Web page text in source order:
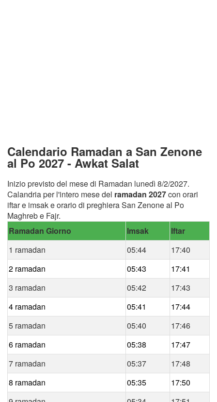
Calendario Ramadan a San Zenone
al Po 2027 - Awkat Salat
Inizio previsto del mese di Ramadan lunedì 8/2/2027.
Calandria per l'intero mese del ramadan 2027con orari
iftar e imsak e orario di preghiera San Zenone al Po
Maghreb e Fajr.
Ramadan Giorno
Imsak
Iftar
1 ramadan
05:44
17:40
2 ramadan
05:43
17:41
3 ramadan
05:42
17:43
4 ramadan
05:41
17:44
5 ramadan
05:40
17:46
6 ramadan
05:38
17:47
7 ramadan
05:37
17:48
8 ramadan
05:35
17:50